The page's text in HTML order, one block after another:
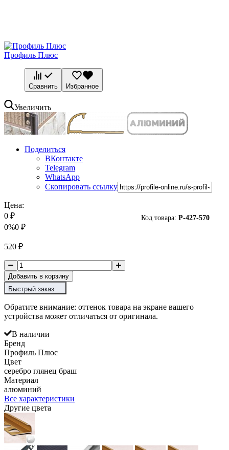
Профиль Плюс
Сравнить Избранное
Увеличить
Поделиться
ВКонтакте
Telegram
WhatsApp
Скопировать ссылку
Код товара: P-427-570
Цена:
0 ₽
0%0 ₽
520 ₽
Добавить в корзину
Быстрый заказ
Обратите внимание: оттенок товара на экране вашего
устройства может отличаться от оригинала.
В наличии
Бренд
Профиль Плюс
Цвет
серебро глянец браш
Материал
алюминий
Все характеристики
Другие цвета